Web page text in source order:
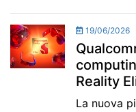
19/06/2026
Reality
La nuova